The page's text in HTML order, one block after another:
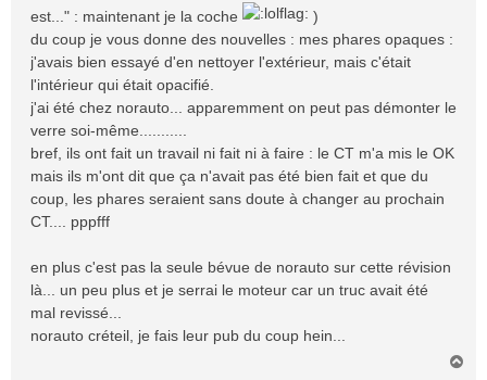
est..." : maintenant je la coche
)
du coup je vous donne des nouvelles : mes phares opaques :
j'avais bien essayé d'en nettoyer l'extérieur, mais c'était
l'intérieur qui était opacifié.
j'ai été chez norauto... apparemment on peut pas démonter le
verre soi-même...........
bref, ils ont fait un travail ni fait ni à faire : le CT m'a mis le OK
mais ils m'ont dit que ça n'avait pas été bien fait et que du
coup, les phares seraient sans doute à changer au prochain
CT.... pppfff
en plus c'est pas la seule bévue de norauto sur cette révision
là... un peu plus et je serrai le moteur car un truc avait été
mal revissé...
norauto créteil, je fais leur pub du coup hein...